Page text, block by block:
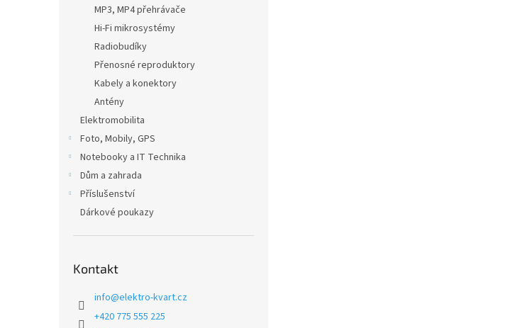
MP3, MP4 přehrávače
Hi-Fi mikrosystémy
Radiobudíky
Přenosné reproduktory
Kabely a konektory
Antény
Elektromobilita
Foto, Mobily, GPS
Notebooky a IT Technika
Dům a zahrada
Příslušenství
Dárkové poukazy
Kontakt
info@elektro-kvart.cz
+420 775 555 225